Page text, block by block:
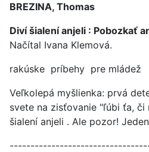
BREZINA, Thomas
Diví šialení anjeli : Pobozkať
Načítal Ivana Klemová.
rakúske príbehy pre mládež
Veľkolepá myšlienka: prvá
svete na zisťovanie "ľúbi ťa,
šialení anjeli . Ale pozor!